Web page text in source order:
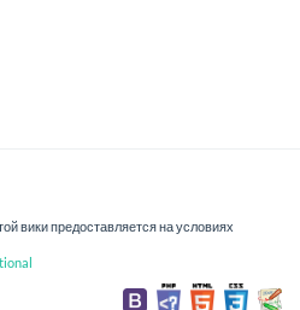
вики предоставляется на условиях